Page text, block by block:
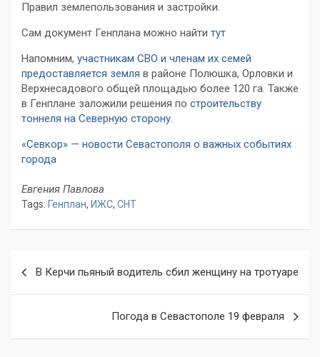
Правил землепользования и застройки.
Сам документ Генплана можно найти тут
Напомним, участникам СВО и членам их семей
предоставляется земля в районе Полюшка, Орловки и
Верхнесадового общей площадью более 120 га. Также
в Генплане заложили решения по строительству
тоннеля на Северную сторону.
«Севкор» — новости Севастополя о важных событиях
города
Евгения Павлова
Tags: Генплан, ИЖС, СНТ
В Керчи пьяный водитель сбил женщину на тротуаре
Погода в Севастополе 19 февраля